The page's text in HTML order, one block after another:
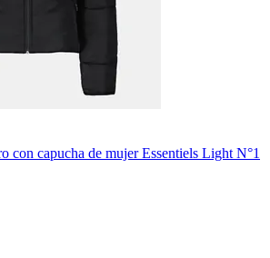
con capucha de mujer Essentiels Light N°1